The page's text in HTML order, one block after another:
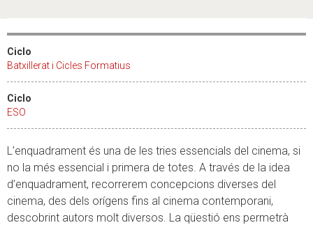
Ciclo
Batxillerat i Cicles Formatius
Ciclo
ESO
L’enquadrament és una de les tries essencials del cinema, si
no la més essencial i primera de totes. A través de la idea
d’enquadrament, recorrerem concepcions diverses del
cinema, des dels orígens fins al cinema contemporani,
descobrint autors molt diversos. La qüestió ens permetrà